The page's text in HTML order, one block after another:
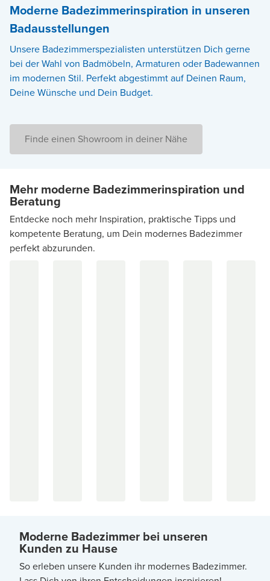
Moderne Badezimmerinspiration in unseren
Badausstellungen
Unsere Badezimmerspezialisten unterstützen Dich gerne
bei der Wahl von Badmöbeln, Armaturen oder Badewannen
im modernen Stil. Perfekt abgestimmt auf Deinen Raum,
Deine Wünsche und Dein Budget.
Finde einen Showroom in deiner Nähe
Mehr moderne Badezimmerinspiration und
Beratung
Entdecke noch mehr Inspiration, praktische Tipps und
kompetente Beratung, um Dein modernes Badezimmer
perfekt abzurunden.
Moderne Badezimmer bei unseren
Kunden zu Hause
So erleben unsere Kunden ihr modernes Badezimmer.